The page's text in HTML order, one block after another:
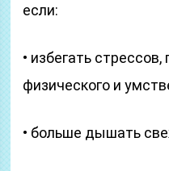
если:
• избегать
физического и
• больше дышать